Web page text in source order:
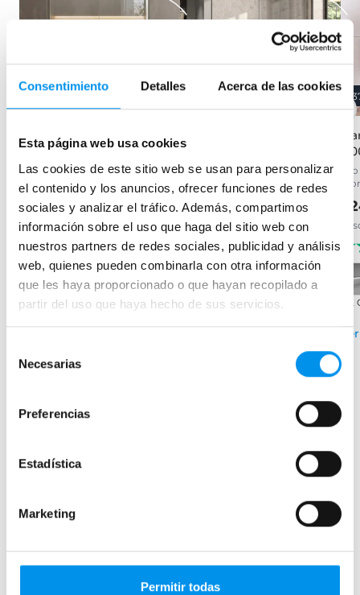
Consentimiento Detalles Acerca de las cookies
Esta página web usa cookies
Las cookies de este sitio web se usan para personalizar
el contenido y los anuncios, ofrecer funciones de redes
sociales y analizar el tráfico. Además, compartimos
información sobre el uso que haga del sitio web con
nuestros partners de redes sociales, publicidad y análisis
web, quienes pueden combinarla con otra información
que les haya proporcionado o que hayan recopilado a
partir del uso que haya hecho de sus servicios.
Necesarias
Preferencias
Estadística
Marketing
Permitir todas
Mampara de ducha Emma
Frontal (1 fijo + 1 corredera) con
vidrio templado de 6 mm y
153,99€ 226,45€
desde 51,33€/mes
(261)
Kassandra Luna (LU102)
1 fija + 1 corredera, perfil plata
brillo, 8mm con antical
289,64€ 366,63€
desde 96,55€/mes
(76)
+
Mamparas de bañera correderas
Plegables